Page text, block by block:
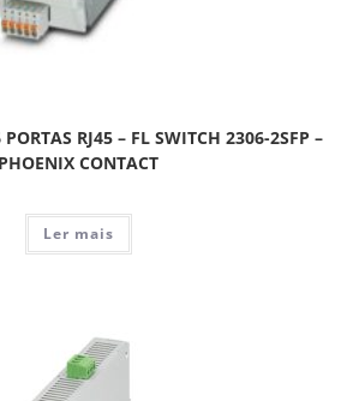
RJ45 – FL SWITCH 2306-2SFP –
PHOENIX CONTACT
Ler mais